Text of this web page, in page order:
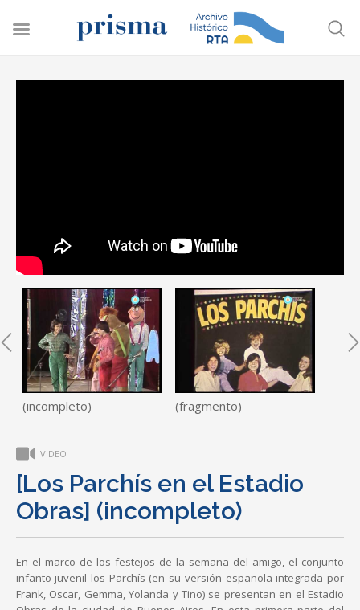
(incompleto) (fragmento)
VIDEO
[Los Parchís en el Estadio
Obras] (incompleto)
En el marco de los festejos de la semana del amigo, el conjunto
infanto-juvenil los Parchís (en su versión española integrada por
Frank, Oscar, Gemma, Yolanda y Tino) se presentan en el Estadio